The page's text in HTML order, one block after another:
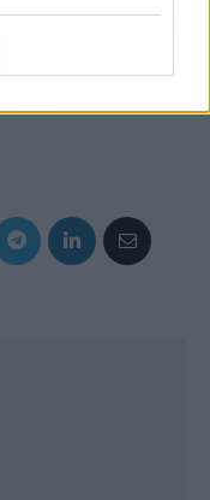
por laboratorio con Pool